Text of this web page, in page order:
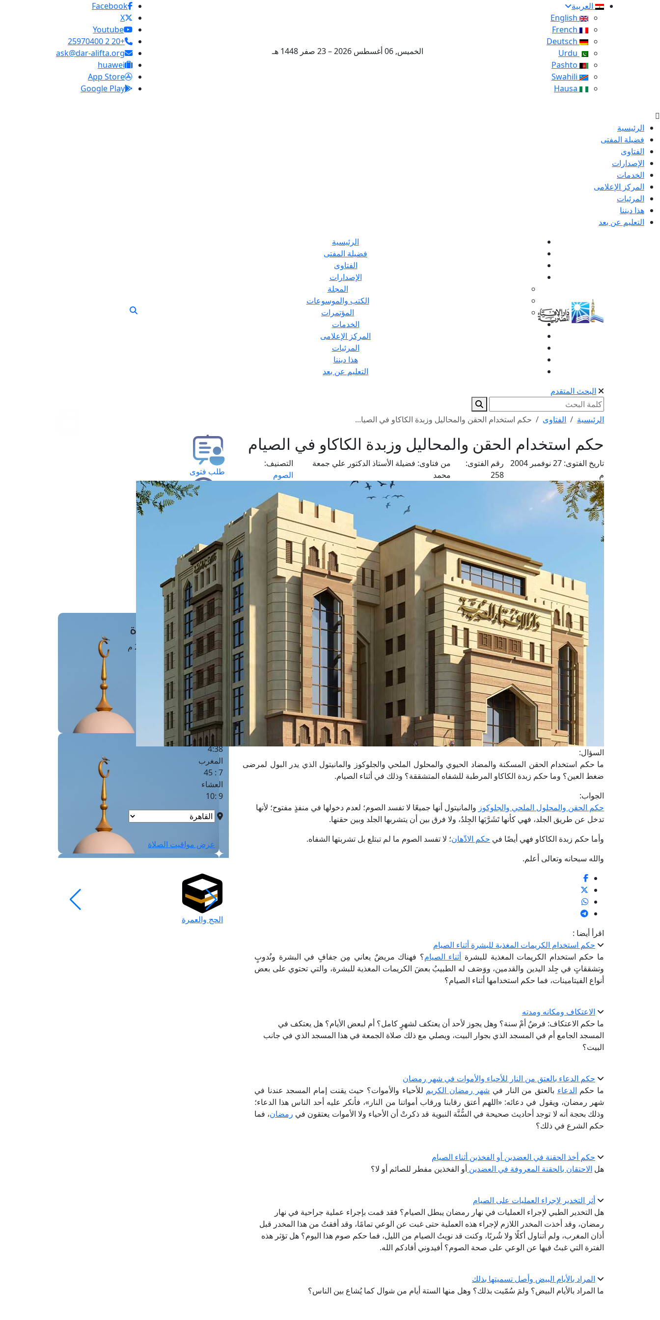
العربية
الخميس, 06 أغسطس 2026 – 23 صفر 1448 هـ
Facebook
X
Youtube
+20 2 25970400
ask@dar-alifta.org
huawei
App Store
Google Play
الرئيسية
فضيلة المفتى
الفتاوى
الإصدارات
الخدمات
المركز الإعلامى
المرئيات
هذا ديننا
التعليم عن بعد
الرئيسية
فضيلة المفتى
الفتاوى
الإصدارات
المجلة
الكتب والموسوعات
المؤتمرات
الخدمات
المركز الإعلامى
المرئيات
هذا ديننا
التعليم عن بعد
البحث المتقدم
الرئيسية الفتاوى حكم استخدام الحقن والمحاليل وزبدة الكاكاو في الصيا...
حكم استخدام الحقن والمحاليل وزبدة الكاكاو في الصيام
تاريخ الفتوى:
27 نوفمبر 2004
م
رقم الفتوى:
258
من فتاوى: فضيلة الأستاذ الدكتور علي جمعة
محمد
التصنيف:
الصوم
السؤال:
ما حكم استخدام الحقن المسكنة والمضاد الحيوي والمحلول الملحي والجلوكوز والمانيتول الذي يدر البول لمرضى
ضغط العين؟ وما حكم زبدة الكاكاو المرطبة للشفاه المتشققة؟ وذلك في أثناء الصيام.
الجواب:
حكم الحقن والمحلول الملحي والجلوكوز والمانيتول أنها جميعًا لا تفسد الصوم؛ لعدم دخولها في منفذٍ مفتوح؛ لأنها
تدخل عن طريق الجلد، فهي كأنها تَشَرَّبَها الجِلدُ، ولا فرق بين أن يتشربها الجلد وبين حقنها.
وأما حكم زبدة الكاكاو فهي أيضًا في حكم الادِّهان؛ لا تفسد الصوم ما لم تبتلع بل تشربتها الشفاه.
والله سبحانه وتعالى أعلم.
اقرأ أيضا :
حكم استخدام الكريمات المغذية للبشرة أثناء الصيام
ما حكم استخدام الكريمات المغذية للبشرة أثناء الصيام؟ فهناك مريضٌ يعاني مِن جفافٍ في البشرة ونُدوبٍ
وتشققاتٍ في جِلد اليدين والقدمين، ووَصَف له الطبيبُ بعضَ الكريمات المغذية للبشرة، والتي تحتوي على بعض
أنواع الفيتامينات، فما حكم استخدامها أثناء الصيام؟
الاعتكاف ومكانه ومدته
ما حكم الاعتكاف: فرضٌ أمْ سنة؟ وهل يجوز لأحد أن يعتكف لشهرٍ كامل؟ أم لبعض الأيام؟ هل يعتكف في
المسجد الجامع أم في المسجد الذي بجوار البيت، ويصلي مع ذلك صلاة الجمعة في هذا المسجد الذي في جانب
البيت؟
حكم الدعاء بالعتق من النار للأحياء والأموات في شهر رمضان
ما حكم الدعاء بالعتق من النار في شهر رمضان الكريم للأحياء والأموات؟ حيث يقنت إمام المسجد عندنا في
شهر رمضان، ويقول في دعائه: «اللهم أعتق رقابنا ورقاب أمواتنا من النار»، فأنكر عليه أحد الناس هذا الدعاء؛
وذلك بحجة أنه لا توجد أحاديث صحيحة في السُّنَّة النبوية قد ذكرتْ أن الأحياء ولا الأموات يعتقون في رمضان، فما
حكم الشرع في ذلك؟
حكم أخذ الحقنة في العضدين أو الفخذين أثناء الصيام
هل الاحتقان بالحقنة المعروفة في العضدين أو الفخذين مفطر للصائم أو لا؟
أثر التخدير لإجراء العمليات على الصيام
هل التخدير الطبي لإجراء العمليات في نهار رمضان يبطل الصيام؟ فقد قمت بإجراء عملية جراحية في نهار
رمضان، وقد أخذت المخدر اللازم لإجراء هذه العملية حتى غبت عن الوعي تمامًا، وقد أفقتُ من هذا المخدر قبل
أذان المغرب، ولم أتناول أكلًا ولا شُربًا، وكنت قد نويتُ الصيام من الليل، فما حكم صوم هذا اليوم؟ هل تؤثر هذه
الفترة التي غبتُ فيها عن الوعي على صحة الصوم؟ أفيدوني أفادكم الله.
المراد بالأيام البيض وأصل تسميتها بذلك
ما المراد بالأيام البيض؟ ولمَ سُمّيت بذلك؟ وهل منها الستة أيام من شوال كما يُشاع بين الناس؟
طلب فتوى
حجز موعد
الفتوى الهاتفية
مَواقِيتُ الصَّـــلاة
القاهرة · 06 أغسطس 2026 م
الفجر
الشروق
6 :17
الظهر
1 : 1
العصر
4:38
المغرب
7 : 45
العشاء
9 :10
عرض مواقيت الصلاة
الحج والعمرة